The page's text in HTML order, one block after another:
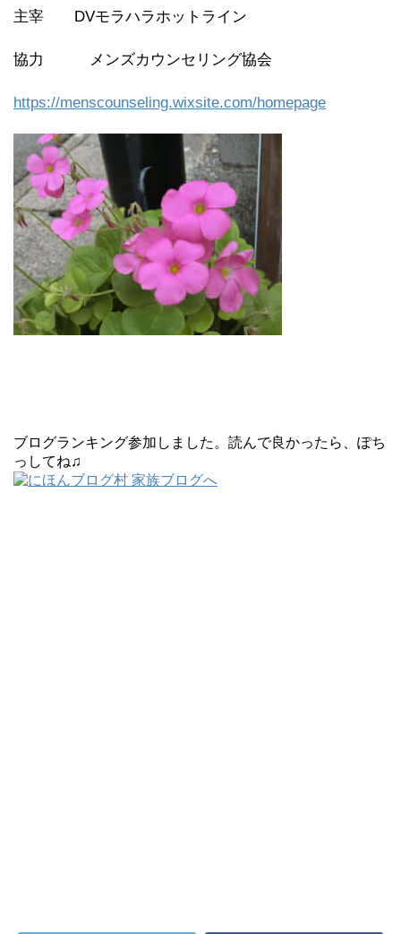
主宰 DVモラハラホットライン
協力 メンズカウンセリング協会
https://menscounseling.wixsite.com/homepage
ブログランキング参加しました。読んで良かったら、ぽち
っしてね♫